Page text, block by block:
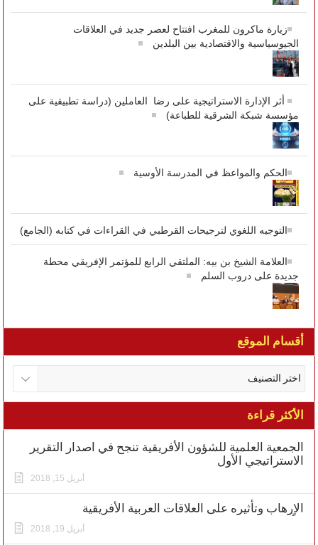
زيارة ماكرون للمغرب افتتاح لعصر جديد في العلاقات
الجيوسياسية والاقتصادية بين البلدين
أثر الإدارة الاستراتيجية على رضا العاملين (دراسة تطبيقية على
مؤسسة شبكة الشرقية للطباعة)
الحكم والمواعظ في المدرسة الأوسية
التوجيه اللغوي لترجيحات القرطبي في القراءات في كتابه (الجامع)
العلامة الشيخ بن بيه: الملتقي الرابع للمؤتمر الإفريقي محطة
جديدة على دروب السلم
أقسام الموقع
الأكثر قراءة
الجمعية العلمية للشؤون الأفريقية تنجح في اصدار التقرير
الاستراتيجي الأول
أبريل 15, 2018
الاٍرهاب وتأثيره على العلاقات العربية الأفريقية
أبريل 19, 2018